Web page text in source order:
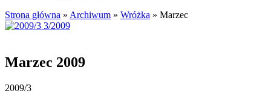
Strona główna » Archiwum » Wróżka » Marzec
Marzec 2009
2009/3